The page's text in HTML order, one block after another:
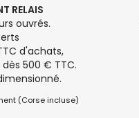
RELAIS
ouvrés.
d'achats,
500 € TTC.
(Corse incluse)